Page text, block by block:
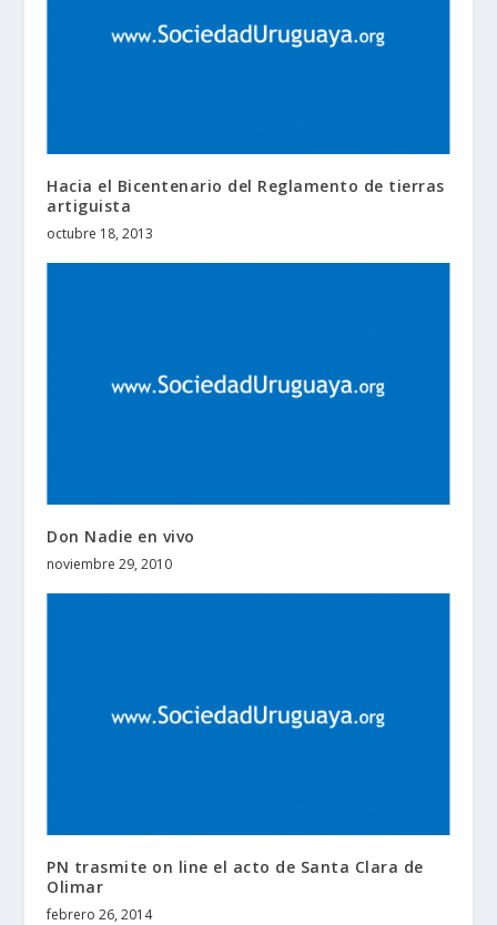
Hacia el Bicentenario del Reglamento de tierras
artiguista
octubre 18, 2013
Don Nadie en vivo
noviembre 29, 2010
PN trasmite on line el acto de Santa Clara de
Olimar
febrero 26, 2014